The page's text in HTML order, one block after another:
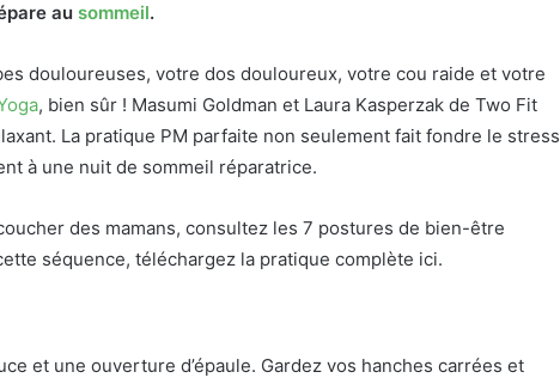
au sommeil.
douloureuses, votre dos douloureux, votre cou raide et votre
, bien sûr ! Masumi Goldman et Laura Kasperzak de Two Fit
La pratique PM parfaite non seulement fait fondre le stress
à une nuit de sommeil réparatrice.
des mamans, consultez les 7 postures de bien-être
séquence, téléchargez la pratique complète ici.
et une ouverture d’épaule. Gardez vos hanches carrées et